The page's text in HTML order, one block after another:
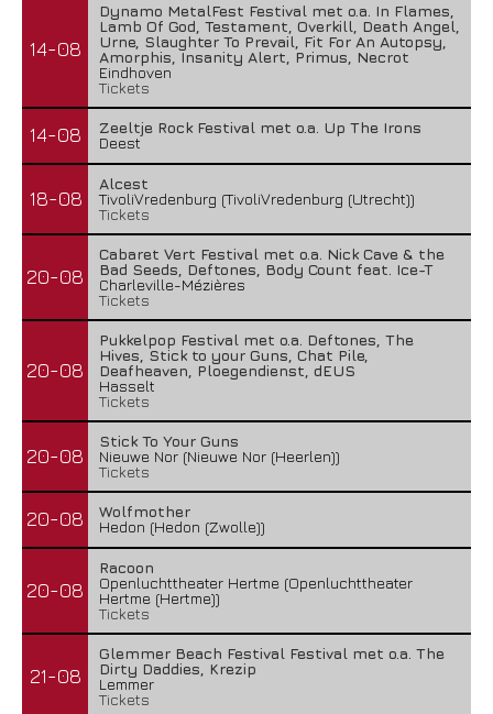
14-08
Dynamo MetalFest Festival met o.a. In Flames,
Lamb Of God, Testament, Overkill, Death Angel,
Urne, Slaughter To Prevail, Fit For An Autopsy,
Amorphis, Insanity Alert, Primus, Necrot
Eindhoven
Tickets
14-08
Zeeltje Rock Festival met o.a. Up The Irons
Deest
18-08
Alcest
TivoliVredenburg (TivoliVredenburg (Utrecht))
Tickets
20-08
Cabaret Vert Festival met o.a. Nick Cave & the
Bad Seeds, Deftones, Body Count feat. Ice-T
Charleville-Mézières
Tickets
20-08
Pukkelpop Festival met o.a. Deftones, The
Hives, Stick to your Guns, Chat Pile,
Deafheaven, Ploegendienst, dEUS
Hasselt
Tickets
20-08
Stick To Your Guns
Nieuwe Nor (Nieuwe Nor (Heerlen))
Tickets
20-08
Wolfmother
Hedon (Hedon (Zwolle))
20-08
Racoon
Openluchttheater Hertme (Openluchttheater
Hertme (Hertme))
Tickets
21-08
Glemmer Beach Festival Festival met o.a. The
Dirty Daddies, Krezip
Lemmer
Tickets